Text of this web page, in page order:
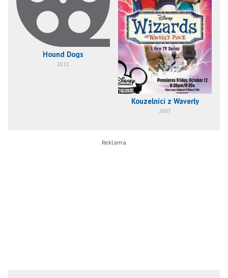
Hound Dogs
2011
Kouzelníci z Waverly
2007